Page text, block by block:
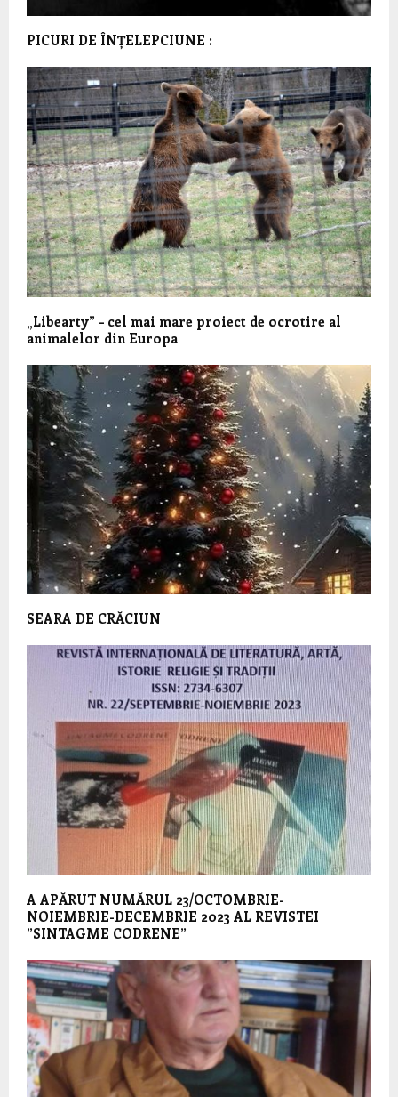
PICURI DE ÎNȚELEPCIUNE :
„Libearty” – cel mai mare proiect de ocrotire al
animalelor din Europa
SEARA DE CRĂCIUN
A APĂRUT NUMĂRUL 23/OCTOMBRIE-
NOIEMBRIE-DECEMBRIE 2023 AL REVISTEI
”SINTAGME CODRENE”